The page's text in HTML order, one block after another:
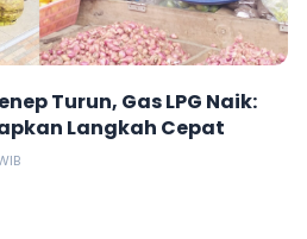
Turun, Gas LPG Naik:
Langkah Cepat